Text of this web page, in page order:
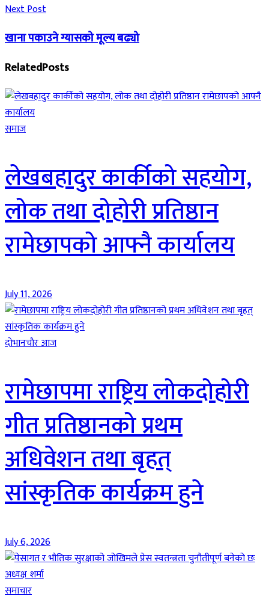
Next Post
खाना पकाउने ग्यासको मूल्य बढ्यो
RelatedPosts
समाज
लेखबहादुर कार्कीको सहयोग,
लोक तथा दोहोरी प्रतिष्ठान
रामेछापको आफ्नै कार्यालय
July 11, 2026
दाेभानचाैर आज
रामेछापमा राष्ट्रिय लोकदोहोरी
गीत प्रतिष्ठानको प्रथम
अधिवेशन तथा बृहत्
सांस्कृतिक कार्यक्रम हुने
July 6, 2026
समाचार